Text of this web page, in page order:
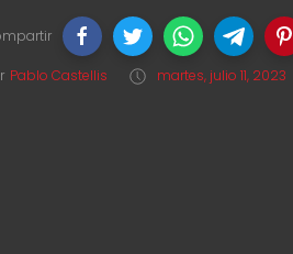
Pablo Castellis martes, julio 11, 2023